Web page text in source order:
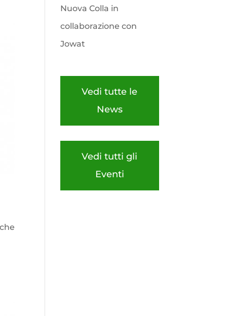
Nuova Colla in
collaborazione con
Jowat
Vedi tutte le
News
Vedi tutti gli
Eventi